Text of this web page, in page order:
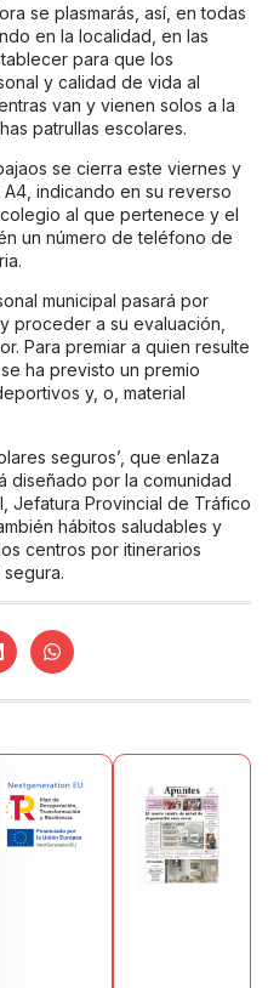
se plasmarás, así, en todas
en la localidad, en las
para que los
y calidad de vida al
van y vienen solos a la
patrullas escolares.
se cierra este viernes y
indicando en su reverso
al que pertenece y el
un número de teléfono de
municipal pasará por
proceder a su evaluación,
Para premiar a quien resulte
ha previsto un premio
y, o, material
seguros’, que enlaza
diseñado por la comunidad
Jefatura Provincial de Tráfico
hábitos saludables y
centros por itinerarios